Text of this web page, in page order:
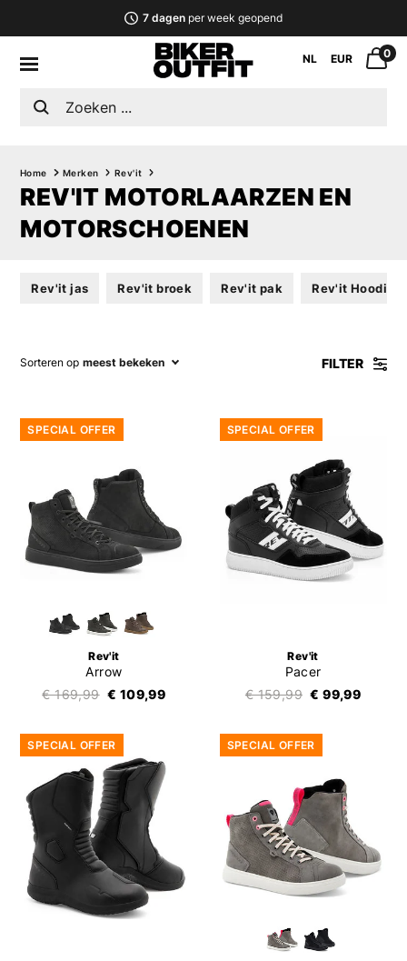
7 dagenper week geopend
NL EUR 0
Home Merken Rev'it
REV'IT MOTORLAARZEN EN
MOTORSCHOENEN
Rev'it jas Rev'it broek Rev'it pak Rev'it Hoodie,
Sorteren op meest bekeken FILTER
SPECIAL OFFER
Rev'it
Arrow
€ 169,99 € 109,99
SPECIAL OFFER
Rev'it
Pacer
€ 159,99 € 99,99
SPECIAL OFFER SPECIAL OFFER